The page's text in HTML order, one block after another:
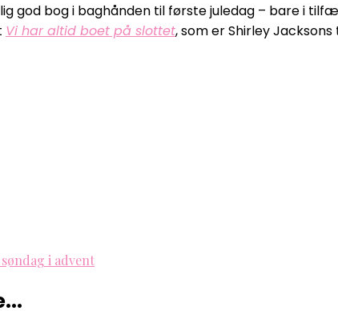
god bog i baghånden til første juledag – bare i
Vi har altid boet på slottet, som er Shirley
i advent